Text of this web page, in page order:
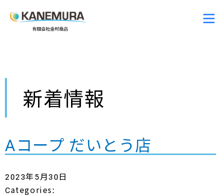
新着情報
Aコープ だいとう店
2023年5月30日
Categories: